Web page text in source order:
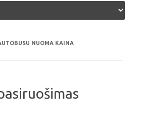
Skip to content
NUOMA KAINA